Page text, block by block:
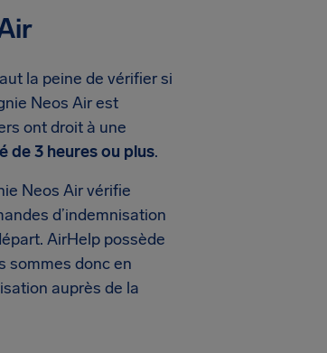
la peine de vérifier si
Neos Air est
ont droit à une
de 3 heures ou plus.
Neos Air vérifie
d’indemnisation
AirHelp possède
sommes donc en
auprès de la